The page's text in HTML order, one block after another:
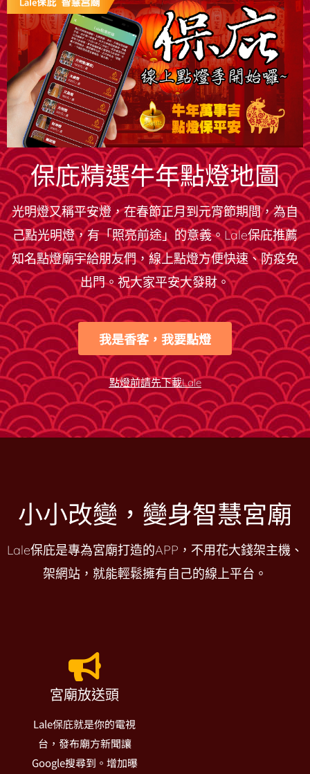
保庇精選牛年點燈地圖
光明燈又稱平安燈，在春節正月到元宵節期間，為自
己點光明燈，有「照亮前途」的意義。Lale保庇推薦
知名點燈廟宇給朋友們，線上點燈方便快速、防疫免
出門。祝大家平安大發財。
我是香客，我要點燈
點燈前請先下載Lale
小小改變，變身智慧宮廟
Lale保庇是專為宮廟打造的APP，不用花大錢架主機、
架網站，就能輕鬆擁有自己的線上平台。
宮廟放送頭
Lale保庇就是你的電視
台，發布廟方新聞讓
Google搜尋到。增加曝